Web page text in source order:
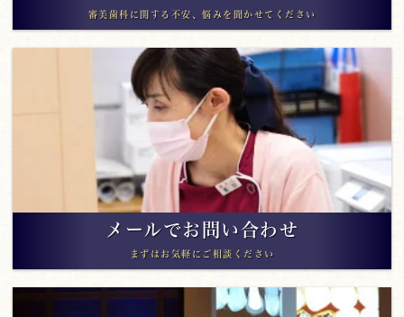
審美歯科に関する不安、悩みを聞かせてください
メールでお問い合わせ
まずはお気軽にご相談ください